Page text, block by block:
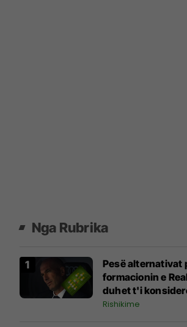
Nga Rubrika
Pesë alternativat
formacionin e
duhet t'i
Rishikime